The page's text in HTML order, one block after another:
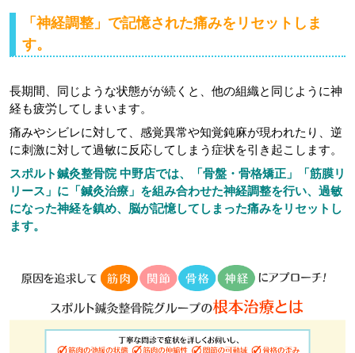
「神経調整」で記憶された痛みをリセットしま
す。
長期間、同じような状態がが続くと、他の組織と同じように神
経も疲労してしまいます。
痛みやシビレに対して、感覚異常や知覚鈍麻が現われたり、逆
に刺激に対して過敏に反応してしまう症状を引き起こします。
スポルト鍼灸整骨院 中野店では、「骨盤・骨格矯正」「筋膜リ
リース」に「鍼灸治療」を組み合わせた神経調整を行い、過敏
になった神経を鎮め、脳が記憶してしまった痛みをリセットし
ます。